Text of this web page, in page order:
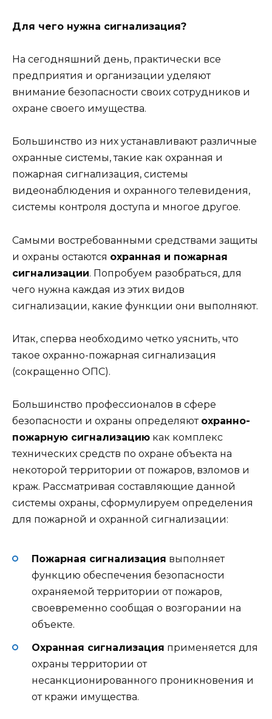
Для чего нужна сигнализация?
На сегодняшний день, практически все
предприятия и организации уделяют
внимание безопасности своих сотрудников и
охране своего имущества.
Большинство из них устанавливают различные
охранные системы, такие как охранная и
пожарная сигнализация, системы
видеонаблюдения и охранного телевидения,
системы контроля доступа и многое другое.
Самыми востребованными средствами защиты
и охраны остаются охранная и пожарная
сигнализации. Попробуем разобраться, для
чего нужна каждая из этих видов
сигнализации, какие функции они выполняют.
Итак, сперва необходимо четко уяснить, что
такое охранно-пожарная сигнализация
(сокращенно ОПС).
Большинство профессионалов в сфере
безопасности и охраны определяют охранно-
пожарную сигнализацию как комплекс
технических средств по охране объекта на
некоторой территории от пожаров, взломов и
краж. Рассматривая составляющие данной
системы охраны, сформулируем определения
для пожарной и охранной сигнализации:
Пожарная сигнализация выполняет
функцию обеспечения безопасности
охраняемой территории от пожаров,
своевременно сообщая о возгорании на
объекте.
Охранная сигнализация применяется для
охраны территории от
несанкционированного проникновения и
от кражи имущества.